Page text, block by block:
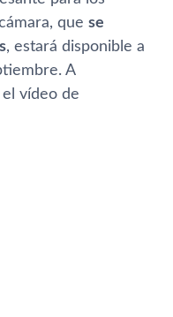
que se
, estará disponible a
A
ví­deo de